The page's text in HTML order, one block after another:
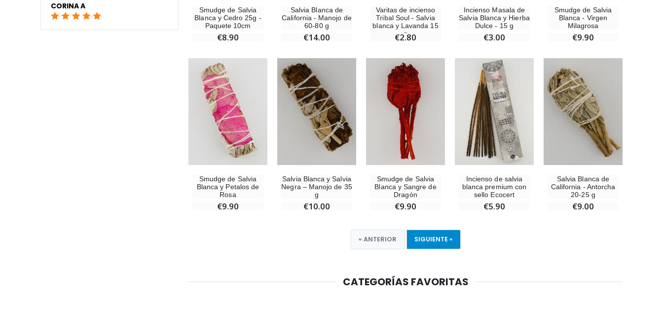
Smudge de Salvia
Blanca y Cedro 25g -
Paquete 10cm
€8.90
Salvia Blanca de
California - Manojo de
60-80 g
€14.00
Varitas de incienso
Tribal Soul - Salvia
blanca y Lavanda 15
g
€2.80
Incienso Masala de
Salvia Blanca y Hierba
Dulce - 15 g
€3.00
Smudge de Salvia
Blanca - Virgen
Milagrosa
€9.90
Smudge de Salvia
Blanca y Petalos de
Rosa
€9.90
Salvia Blanca y Salvia
Negra – Manojo de 35
g
€10.00
Smudge de Salvia
Blanca y Sangre de
Dragón
€9.90
Incienso de salvia
blanca premium con
sello Ecocert
€5.90
Salvia Blanca de
California - Antorcha
20-25 g
€9.00
« ANTERIOR SIGUIENTE »
CATEGORÍAS FAVORITAS
CORINA A